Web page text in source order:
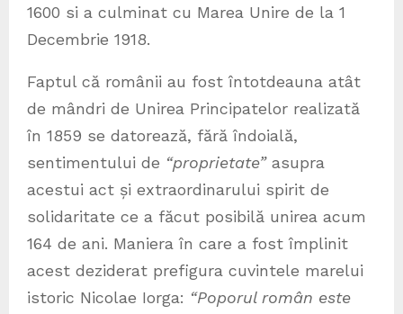
1600 si a culminat cu Marea Unire de la 1
Decembrie 1918.
Faptul că românii au fost întotdeauna atât
de mândri de Unirea Principatelor realizată
în 1859 se datorează, fără îndoială,
sentimentului de “proprietate”asupra
acestui act și extraordinarului spirit de
solidaritate ce a făcut posibilă unirea acum
164 de ani. Maniera în care a fost împlinit
acest deziderat prefigura cuvintele marelui
istoric Nicolae Iorga: “Poporul român este